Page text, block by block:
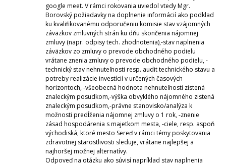
google meet. V rámci rokovania uviedol vtedy Mgr.
Borovský požiadavky na doplnenie informácií ako podklad
ku kvalifikovanému odporučeniu komisie stav vzájomných
záväzkov zmluvných strán ku dňu skončenia nájomnej
zmluvy (napr. odpisy tech. zhodnotenia),-stav naplnenia
záväzkov zo zmluvy o prevode obchodného podielu
vrátane znenia zmluvy o prevode obchodného podielu, -
technický stav nehnuteľnosti resp. audit technického stavu a
potreby realizácie investícií v určených časových
horizontoch, -všeobecná hodnota nehnuteľnosti zistená
znaleckým posudkom,-výška obvyklého nájomného zistená
znaleckým posudkom,-právne stanovisko/analýza k
možnosti predĺženia nájomnej zmluvy o 1 rok, -znenie
zásad hospodárenia s majetkom mesta, -ciele, resp. aspoň
východiská, ktoré mesto Sereď v rámci témy poskytovania
zdravotnej starostlivosti sleduje, vrátane najlepšej a
najhoršej možnej alternatívy.
Odpoveď na otázku ako súvisí napríklad stav naplnenia